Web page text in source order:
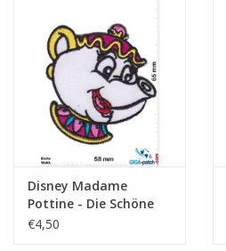
Disney Madame
Pottine - Die Schöne
und das Biest
€4,50